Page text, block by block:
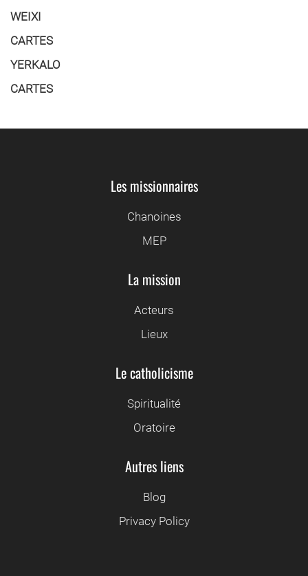
WEIXI
CARTES
YERKALO
CARTES
Les missionnaires
Chanoines
MEP
La mission
Acteurs
Lieux
Le catholicisme
Spiritualité
Oratoire
Autres liens
Blog
Privacy Policy